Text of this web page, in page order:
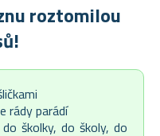
roztomilou
rády parádí
školky, do školy, do